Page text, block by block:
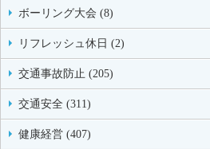
ボーリング大会 (8)
リフレッシュ休日 (2)
交通事故防止 (205)
交通安全 (311)
健康経営 (407)